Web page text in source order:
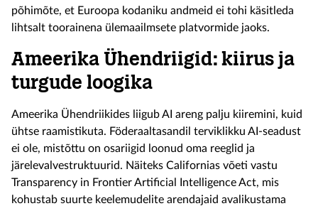
põhimõte, et Euroopa kodaniku andmeid ei tohi käsitleda
lihtsalt toorainena ülemaailmsete platvormide jaoks.
Ameerika Ühendriigid: kiirus ja
turgude loogika
Ameerika Ühendriikides liigub AI areng palju kiiremini, kuid
ühtse raamistikuta. Föderaaltasandil terviklikku AI-seadust
ei ole, mistõttu on osariigid loonud oma reeglid ja
järelevalvestruktuurid. Näiteks Californias võeti vastu
Transparency in Frontier Artificial Intelligence Act, mis
kohustab suurte keelemudelite arendajaid avalikustama